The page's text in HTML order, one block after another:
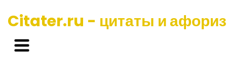
Citater.ru - цитаты и